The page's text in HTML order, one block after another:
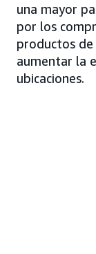
una mayor
por los
productos de
aumentar la
ubicaciones.